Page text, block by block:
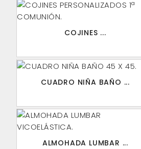
COJINES ...
CUADRO NIÑA BAÑO ...
ALMOHADA LUMBAR ...